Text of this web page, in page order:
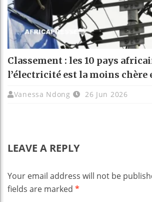
Classement : les 10 pays
l’électricité est la moins chère
Vanessa Ndong 26 Jun 2026
LEAVE A REPLY
Your email address will not be
fields are marked *